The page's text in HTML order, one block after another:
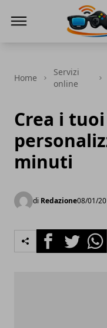
Home
Servizi
online
Crea i
minuti
di Redazione08/01/
FacebookTwitter